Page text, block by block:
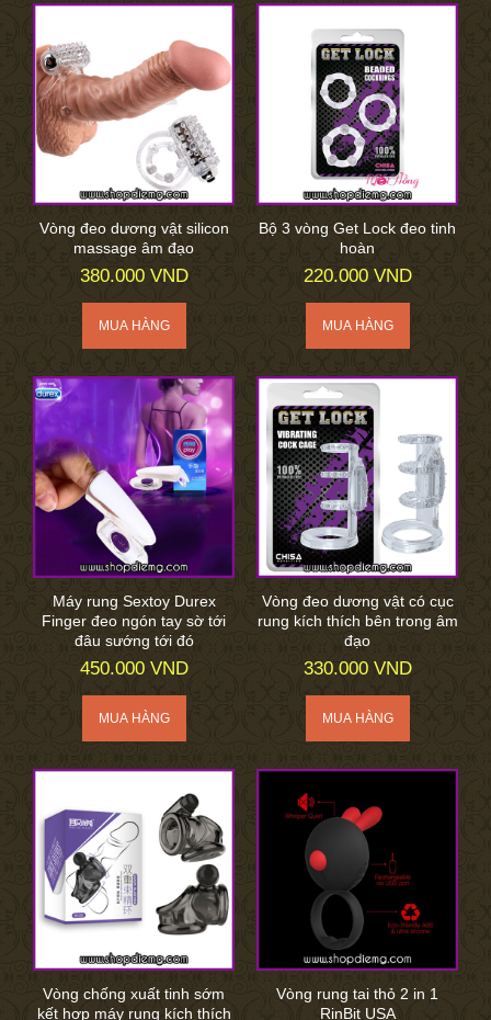
Vòng đeo dương vật silicon
massage âm đạo
380.000 VND
Bộ 3 vòng Get Lock đeo tinh
hoàn
220.000 VND
Máy rung Sextoy Durex
Finger đeo ngón tay sờ tới
đâu sướng tới đó
450.000 VND
Vòng đeo dương vật có cục
rung kích thích bên trong âm
đạo
330.000 VND
Vòng chống xuất tinh sớm
kết hợp máy rung kích thích
Vòng rung tai thỏ 2 in 1
RinBit USA